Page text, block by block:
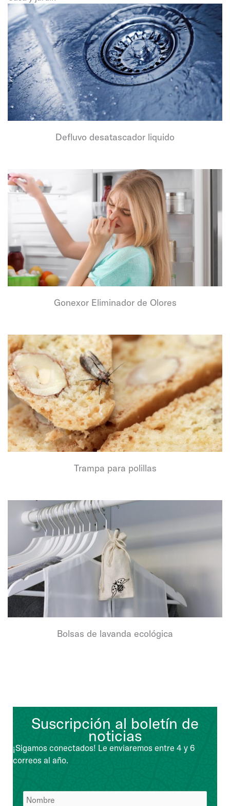
Defluvo desatascador liquido
Gonexor Eliminador de Olores
Trampa para polillas
Bolsas de lavanda ecológica
Suscripción al boletín de
noticias
¡Sigamos conectados! Le enviaremos entre 4 y 6
correos al año.